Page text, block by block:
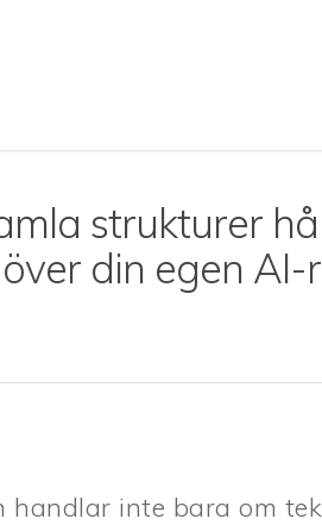
strukturer
din egen AI-
handlar inte bara om